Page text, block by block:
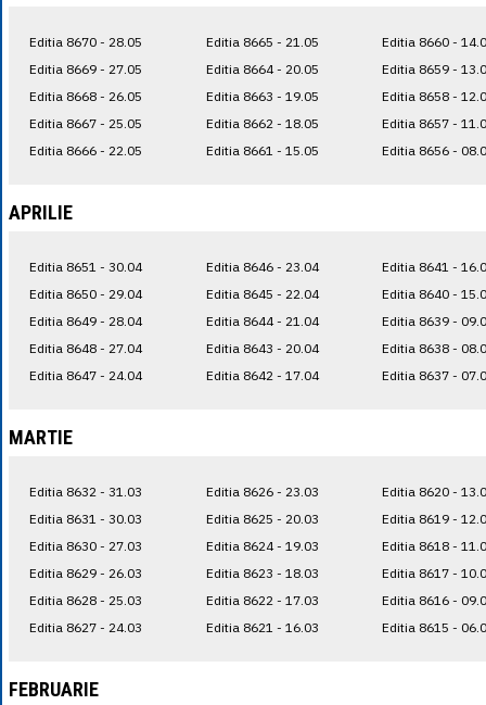
Editia 8670 - 28.05
Editia 8669 - 27.05
Editia 8668 - 26.05
Editia 8667 - 25.05
Editia 8666 - 22.05
Editia 8665 - 21.05
Editia 8664 - 20.05
Editia 8663 - 19.05
Editia 8662 - 18.05
Editia 8661 - 15.05
Editia 8660 -
Editia 8659 -
Editia 8658 -
Editia 8657 -
Editia 8656 -
APRILIE
Editia 8651 - 30.04
Editia 8650 - 29.04
Editia 8649 - 28.04
Editia 8648 - 27.04
Editia 8647 - 24.04
Editia 8646 - 23.04
Editia 8645 - 22.04
Editia 8644 - 21.04
Editia 8643 - 20.04
Editia 8642 - 17.04
Editia 8641 -
Editia 8640 -
Editia 8639 -
Editia 8638 -
Editia 8637 -
MARTIE
Editia 8632 - 31.03
Editia 8631 - 30.03
Editia 8630 - 27.03
Editia 8629 - 26.03
Editia 8628 - 25.03
Editia 8627 - 24.03
Editia 8626 - 23.03
Editia 8625 - 20.03
Editia 8624 - 19.03
Editia 8623 - 18.03
Editia 8622 - 17.03
Editia 8621 - 16.03
Editia 8620 -
Editia 8619 -
Editia 8618 -
Editia 8617 -
Editia 8616 -
Editia 8615 -
FEBRUARIE